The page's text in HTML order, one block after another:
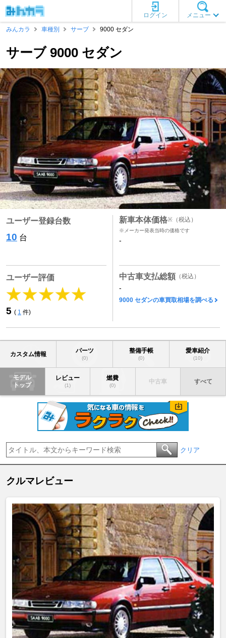
メニュー
ログイン
みんカラ
車種別 サーブ 9000 セダン
サーブ 9000 セダン
ユーザー登録台数
10 台
ユーザー評価
5 ( 1 件)
新車本体価格※ （税込）
※メーカー発表当時の価格です
-
中古車支払総額 （税込）
-
9000 セダンの車買取相場を調べる
カスタム情報 パーツ
(0)
整備手帳
(0)
愛車紹介
(10)
モデル
トップ
レビュー
(1)
燃費
(0)
中古車 すべて
クリア
クルマレビュー